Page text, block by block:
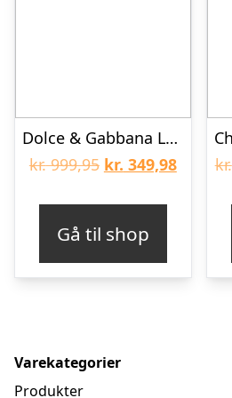
Dolce & Gabbana Leggings – Ibenholt m. Logo
kr.999,95 Den
kr. 999,95.
kr. 349,98Den
kr.
Gå til shop
kr.
Varekategorier
Produkter